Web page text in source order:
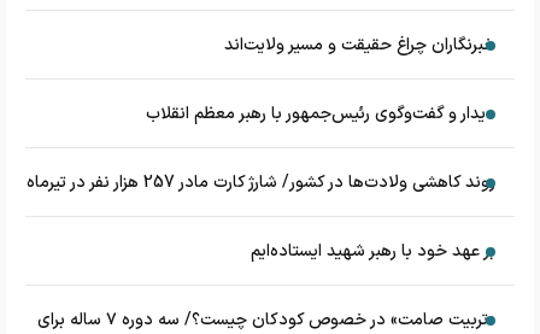
خبرنگاران چراغ حقیقت و مسیر ولایت‌اند
دیدار و گفت‌وگوی رئیس‌جمهور با رهبر معظم انقلاب
روند کاهشی ولادت‌ها در کشور/ شارژ کارت مادر 257 هزار نفر در تیرماه
بر عهد خود با رهبر شهید ایستاده‌ایم
«تربیت صامت» در خصوص کودکان چیست؟/ سه دوره ۷ ساله برای